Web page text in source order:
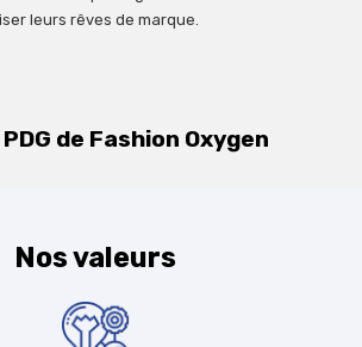
leurs rêves de marque.
de Fashion Oxygen
Nos valeurs